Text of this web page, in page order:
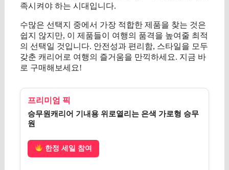
족시켜야 하는 시대입니다.
수많은 선택지 중에서 가장 적합한 제품을 찾는 것은
쉽지 않지만, 이 제품들이 여행의 품격을 높여줄 최적
의 선택일 것입니다. 안전성과 편리함, 스타일을 모두
갖춘 캐리어로 여행의 즐거움을 만끽하세요. 지금 바
로 구매해보세요!
프리미엄 픽
승무원캐리어 기내용 위로열리는 은색 가로형 승무
원
한정 세일 참여